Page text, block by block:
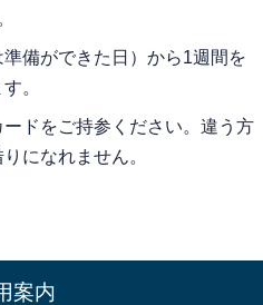
備ができた日）から1週間を
。
ドをご持参ください。違う方
になれません。
案内